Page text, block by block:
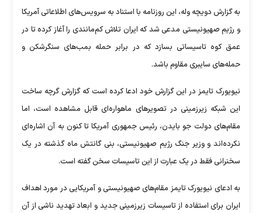
به گزارش دویچه وله، این روزنامه با استناد به سرویس‌های اطلاعاتی آمریکا
و رژیم صهیونیستی مدعی شد که ایران تلاش کم‌مانندی را آغاز کرده تا در
عمق کوه تاسیساتی بسازد که در برابر حمله بمب‌های سنگرشکن و
حمله‌های سایبری مقاوم باشد.
نیویورک تایمز در این گزارش خود ادعا کرده است که گزارش گرچه ساخت
این شبکه زیرزمینی در تصویرهای ماهواره‌ای قابل مشاهده است، اما
مقام‌های دولت جو بایدن، رئیس جمهوری آمریکا تا کنون به آن اشاره‌ای
نکرده‌اند و وزیر جنگ رژیم صهیونیستی، بنی گانتش ماه گذشته در یک
سخنرانی فقط در یک عبارت از این تاسیسات سخن گفته است.
به ادعای نیویورک تایمز مقام‌های صهیونیستی و آمریکایی در مورد اهداف
ایران برای استفاده از تاسیسات زیرزمینی جدید و ابعاد تهدید ناشی از آن